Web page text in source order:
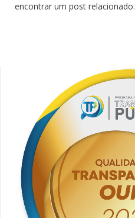
encontrar um post relacionado.